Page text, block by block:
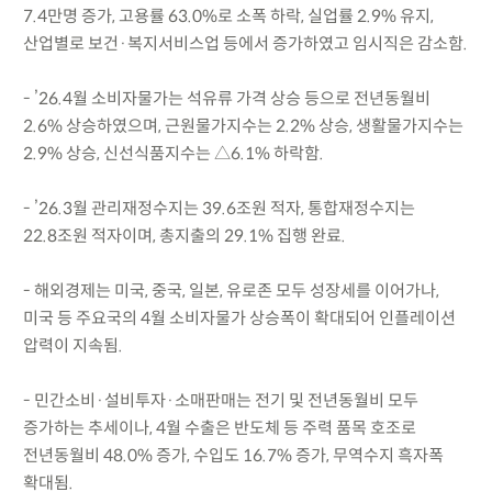
7.4만명 증가, 고용률 63.0%로 소폭 하락, 실업률 2.9% 유지,
산업별로 보건·복지서비스업 등에서 증가하였고 임시직은 감소함.
- ’26.4월 소비자물가는 석유류 가격 상승 등으로 전년동월비
2.6% 상승하였으며, 근원물가지수는 2.2% 상승, 생활물가지수는
2.9% 상승, 신선식품지수는 △6.1% 하락함.
- ’26.3월 관리재정수지는 39.6조원 적자, 통합재정수지는
22.8조원 적자이며, 총지출의 29.1% 집행 완료.
- 해외경제는 미국, 중국, 일본, 유로존 모두 성장세를 이어가나,
미국 등 주요국의 4월 소비자물가 상승폭이 확대되어 인플레이션
압력이 지속됨.
- 민간소비·설비투자·소매판매는 전기 및 전년동월비 모두
증가하는 추세이나, 4월 수출은 반도체 등 주력 품목 호조로
전년동월비 48.0% 증가, 수입도 16.7% 증가, 무역수지 흑자폭
확대됨.